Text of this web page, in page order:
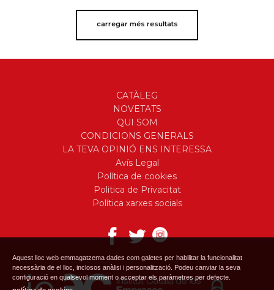
carregar més resultats
CATÀLEG
NOVETATS
QUI SOM
CONDICIONS GENERALS
LA TEVA OPINIÓ ENS INTERESSA
Avís Legal
Política de cookies
Politica de Privacitat
Política xarxes socials
Aquest lloc web emmagatzema dades com galetes per habilitar la funcionalitat
necessària de el lloc, inclosos anàlisi i personalització. Podeu canviar la seva
configuració en qualsevol moment o acceptar els paràmetres per defecte.